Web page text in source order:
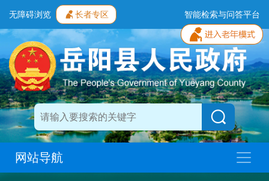
无障碍浏览 长者专区 智能检索与问答平台
网站导航